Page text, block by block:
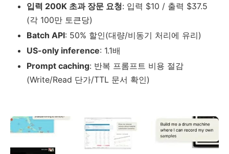
입력 200K 초과 장문 요청: 입력 $10 / 출력 $37.5
(각 100만 토큰당)
Batch API: 50% 할인(대량/비동기 처리에 유리)
US-only inference: 1.1배
Prompt caching: 반복 프롬프트 비용 절감
(Write/Read 단가/TTL 문서 확인)